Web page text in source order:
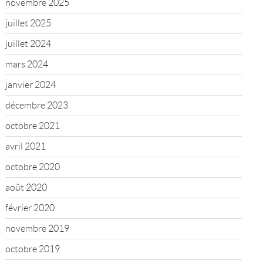
novembre 2025
juillet 2025
juillet 2024
mars 2024
janvier 2024
décembre 2023
octobre 2021
avril 2021
octobre 2020
août 2020
février 2020
novembre 2019
octobre 2019